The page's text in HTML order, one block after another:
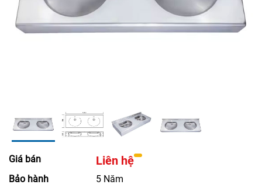
Giá bán Liên hệ
Bảo hành
5 Năm